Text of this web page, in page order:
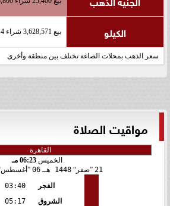
الكيلو بيع 3,628,571 شراء 3,685,714
سعر الذهب بمحلات الصاغة تختلف بين منطقة وأخرى
مواقيت الصلاة
الخميس06:23 مـ
21 صفر 1448 هـ 06 أغسطس
الفجر
03:40
الشروق
05:17